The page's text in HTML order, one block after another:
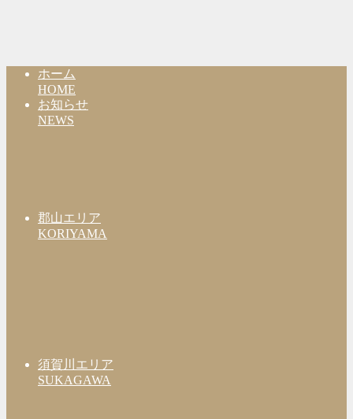
ホーム
HOME
お知らせ
NEWS
郡山エリア
KORIYAMA
須賀川エリア
SUKAGAWA